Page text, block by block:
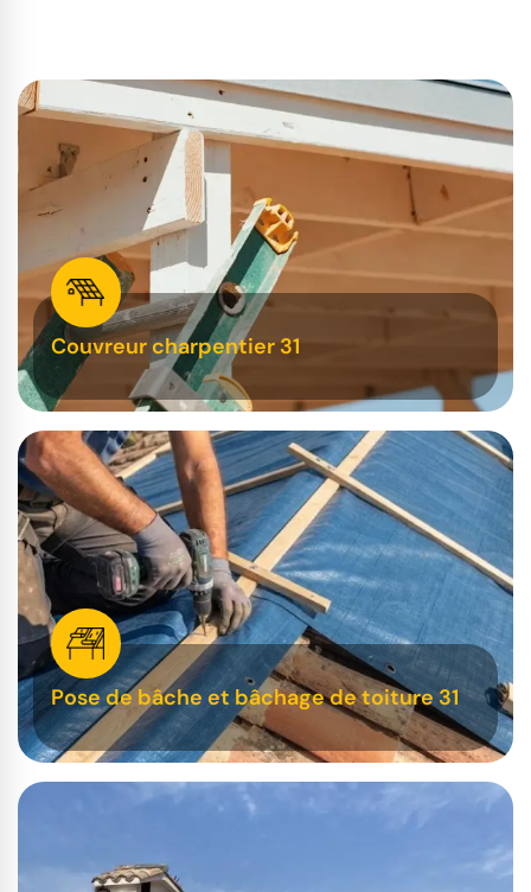
Couvreur charpentier 31
Pose de bâche et bâchage de toiture 31